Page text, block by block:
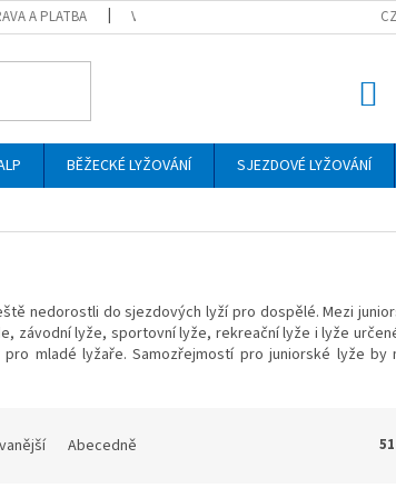
A PLATBA VRÁCENÍ, VÝMĚNA A REKLAMACE ZBOŽÍ
BĚŽECKÉ LYŽOVÁNÍ SJEZDOVÉ LYŽOVÁNÍ
nedorostli do sjezdových lyží pro dospělé. Mezi
závodní lyže, sportovní lyže, rekreační lyže i lyže
mladé lyžaře. Samozřejmostí pro juniorské lyže by
Abecedně 51